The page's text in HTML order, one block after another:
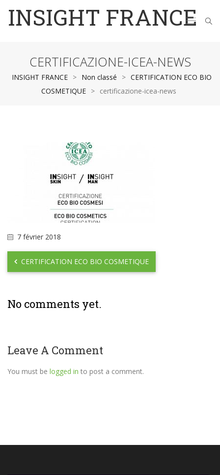
INSIGHT FRANCE
CERTIFICAZIONE-ICEA-NEWS
INSIGHT FRANCE > Non classé > CERTIFICATION ECO BIO
COSMETIQUE
> certificazione-icea-news
7 février 2018
CERTIFICATION ECO BIO COSMETIQUE
No comments yet.
Leave A Comment
You must be logged in to post a comment.